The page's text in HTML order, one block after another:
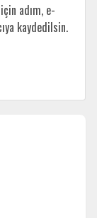
adım, e-
kaydedilsin.